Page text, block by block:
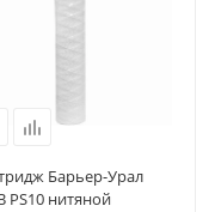
Барьер-Урал
PS10 нитяной